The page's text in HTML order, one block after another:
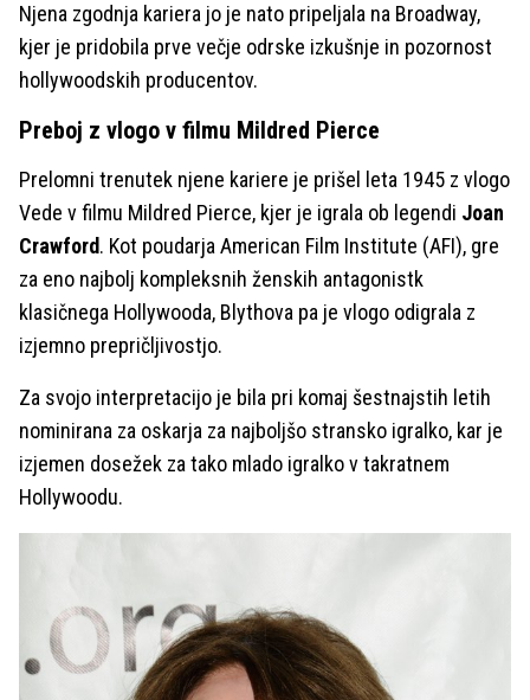
Njena zgodnja kariera jo je nato pripeljala na Broadway,
kjer je pridobila prve večje odrske izkušnje in pozornost
hollywoodskih producentov.
Preboj z vlogo v filmu Mildred Pierce
Prelomni trenutek njene kariere je prišel leta 1945 z vlogo
Vede v filmu Mildred Pierce, kjer je igrala ob legendi Joan
Crawford. Kot poudarja American Film Institute (AFI), gre
za eno najbolj kompleksnih ženskih antagonistk
klasičnega Hollywooda, Blythova pa je vlogo odigrala z
izjemno prepričljivostjo.
Za svojo interpretacijo je bila pri komaj šestnajstih letih
nominirana za oskarja za najboljšo stransko igralko, kar je
izjemen dosežek za tako mlado igralko v takratnem
Hollywoodu.